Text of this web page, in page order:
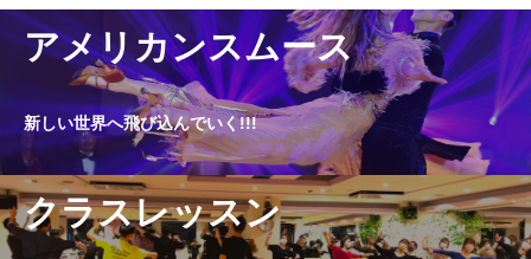
アメリカンスムース
新しい世界へ飛び込んでいく!!!
クラスレッスン